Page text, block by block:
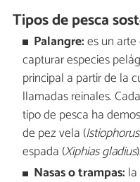
Tipos de pesca
Palangre:es un
capturar especies
principal a partir de la
llamadas reinales.
tipo de pesca ha
de pez vela (Istiophorus
espada (Xiphias gladius).
Nasas o trampas: